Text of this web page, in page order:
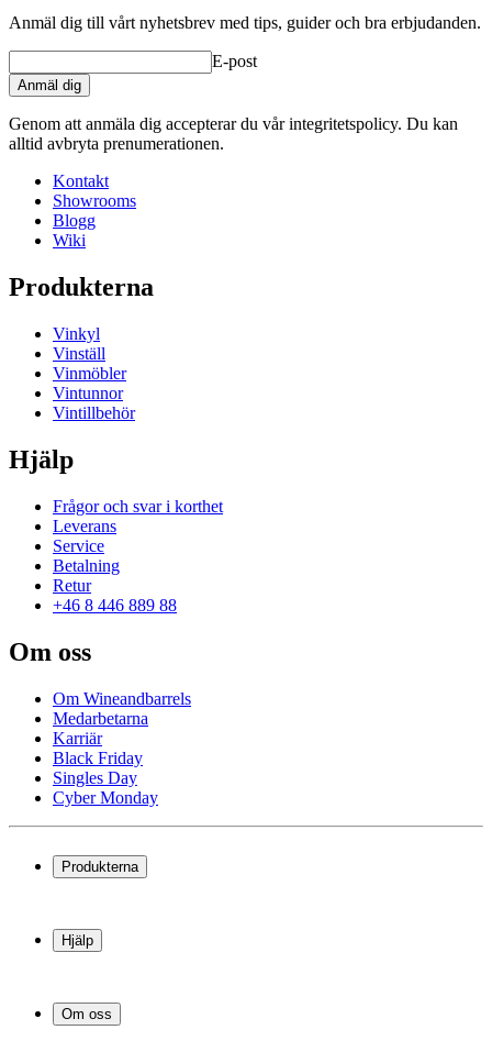
Anmäl dig till vårt nyhetsbrev med tips, guider och bra erbjudanden.
E-post
Anmäl dig
Genom att anmäla dig accepterar du vår integritetspolicy. Du kan
alltid avbryta prenumerationen.
Kontakt
Showrooms
Blogg
Wiki
Produkterna
Vinkyl
Vinställ
Vinmöbler
Vintunnor
Vintillbehör
Hjälp
Frågor och svar i korthet
Leverans
Service
Betalning
Retur
+46 8 446 889 88
Om oss
Om Wineandbarrels
Medarbetarna
Karriär
Black Friday
Singles Day
Cyber Monday
Produkterna
Vinställ
Vinmöbler
Hjälp
Leverans
Service
Om oss